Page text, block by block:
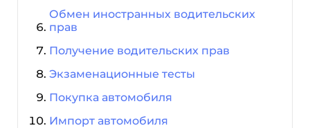
Обмен иностранных водительских
прав
Получение водительских прав
Экзаменационные тесты
Покупка автомобиля
Импорт автомобиля